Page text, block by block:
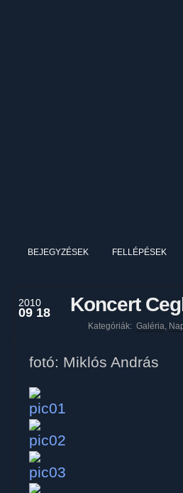
BEJEGYZÉSEK FELLÉPÉSEK
2010
09 18 Koncert
Kategóriák: Galéria,
fotó: Miklós András